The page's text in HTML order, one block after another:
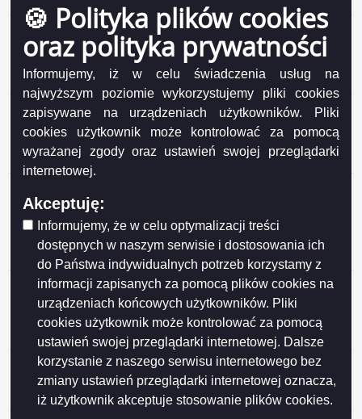
🍪 Polityka plików cookies
oraz polityka prywatności
Informujemy, iż w celu świadczenia usług na
najwyższym poziomie wykorzystujemy pliki cookies
zapisywane na urządzeniach użytkowników. Pliki
cookies użytkownik może kontrolować za pomocą
wyrażanej zgody oraz ustawień swojej przeglądarki
internetowej.
Akceptuję:
Informujemy, że w celu optymalizacji treści
dostępnych w naszym serwisie i dostosowania ich
do Państwa indywidualnych potrzeb korzystamy z
informacji zapisanych za pomocą plików cookies na
urządzeniach końcowych użytkowników. Pliki
cookies użytkownik może kontrolować za pomocą
ustawień swojej przeglądarki internetowej. Dalsze
korzystanie z naszego serwisu internetowego bez
zmiany ustawień przeglądarki internetowej oznacza,
iż użytkownik akceptuje stosowanie plików cookies.
Uchwała nr XLII/465/2013 Rady Miejskiej w Suwałkach
z dnia 27 listopada 2013r. w sprawie uchylenia
uchwały w sprawie zwolnień od podatku od
nieruchomości
Uchwała nr XLII/464/2013 Rady Miejskiej w Suwałkach
z dnia 27 listopada 2013r. w sprawie miejscowego
planu zagospodarowania przestrzennego terenów
mieszkaniowych Krzywólka w Suwałkach
z dnia 27 listopada 2013r. w sprawie upoważnienia
Dyrektora i Zastępcy Dyrektora Miejskiego Ośrodka
Pomocy Społecznej w Suwałkach do załatwiania
indywidualnych spraw z zakresu ustalania prawa (...)
Uchwała nr XLII/462/2013 Rady Miejskiej w Suwałkach
z dnia 27 listopada 2013r. w sprawie uchwalenia
Statutu Miejskiego Ośrodka Pomocy Społecznej w
Suwałkach
Uchwała nr XLII/461/2013 Rady Miejskiej w Suwałkach
z dnia 27 listopada 2013r. w sprawie ustalenia rozkładu
godzin pracy aptek w Mieście Suwałki w 2014 roku